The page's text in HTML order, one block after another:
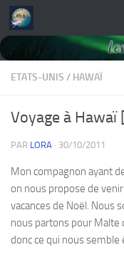
Skip to content
ETATS-UNIS / HAWAÏ
Voyage à
PAR LORA · 30/10/2011
Mon compagnon ayant
on nous propose de
vacances de Noël. Nous
nous partons pour Malte
donc ce qui nous